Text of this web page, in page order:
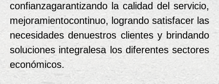
confianzagarantizando la calidad del servicio,
mejoramientocontinuo, logrando satisfacer las
necesidades denuestros clientes y brindando
soluciones integralesa los diferentes sectores
económicos.